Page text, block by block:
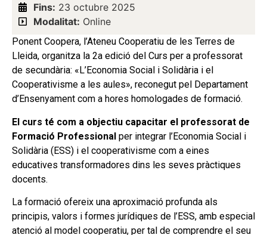
Fins: 23 octubre 2025
Modalitat: Online
Ponent Coopera, l’Ateneu Cooperatiu de les Terres de
Lleida, organitza la 2a edició del Curs per a professorat
de secundària: «L’Economia Social i Solidària i el
Cooperativisme a les aules», reconegut pel Departament
d’Ensenyament com a hores homologades de formació.
El curs té com a objectiu capacitar el professorat de
Formació Professional per integrar l’Economia Social i
Solidària (ESS) i el cooperativisme com a eines
educatives transformadores dins les seves pràctiques
docents.
La formació ofereix una aproximació profunda als
principis, valors i formes jurídiques de l’ESS, amb especial
atenció al model cooperatiu, per tal de comprendre el seu